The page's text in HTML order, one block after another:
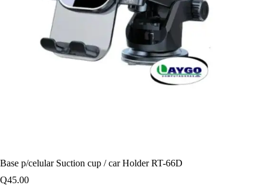
Base p/celular Suction cup / car Holder RT-66D
Q45.00